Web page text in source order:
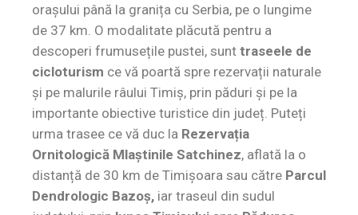
orașului până la granița cu Serbia, pe o lungime
de 37 km. O modalitate plăcută pentru a
descoperi frumusețile pustei, sunt traseele de
cicloturism ce vă poartă spre rezervații naturale
și pe malurile râului Timiș, prin păduri și pe la
importante obiective turistice din județ. Puteți
urma trasee ce vă duc la Rezervația
Ornitologică Mlaștinile Satchinez, aflată la o
distanță de 30 km de Timișoara sau către Parcul
Dendrologic Bazoș, iar traseul din sudul